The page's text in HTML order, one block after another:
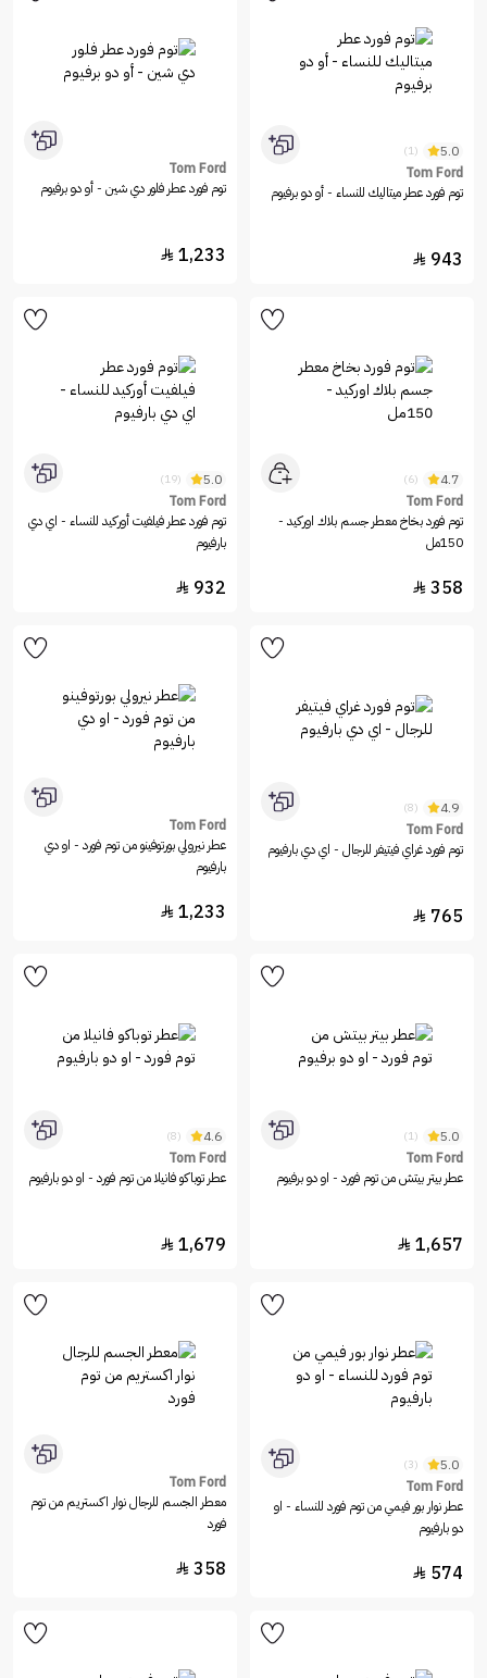
5.0
(1)
Tom Ford
توم فورد عطر ميتاليك للنساء - أو دو برفيوم
943

Tom Ford
توم فورد عطر فلور دي شين - أو دو برفيوم
1,233

4.7
(6)
Tom Ford
توم فورد بخاخ معطر جسم بلاك اوركيد -
150مل
358

5.0
(19)
Tom Ford
توم فورد عطر فيلفيت أوركيد للنساء - اي دي
بارفيوم
932

4.9
(8)
Tom Ford
توم فورد غراي فيتيفر للرجال - اي دي بارفيوم
765

Tom Ford
عطر نيرولي بورتوفينو من توم فورد - او دي
بارفيوم
1,233

5.0
(1)
Tom Ford
عطر بيتر بيتش من توم فورد - او دو برفيوم
1,657

4.6
(8)
Tom Ford
عطر توباكو فانيلا من توم فورد - او دو بارفيوم
1,679

5.0
(3)
Tom Ford
عطر نوار بور فيمي من توم فورد للنساء - او
دو بارفيوم
574

Tom Ford
معطر الجسم للرجال نوار اكستريم من توم
فورد
358
